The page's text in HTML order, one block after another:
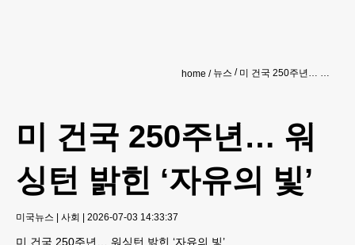
home 뉴스 미 건국 250주년… 워싱턴 밝힌 ‘자유의 빛’
미 건국 250주년… 워
싱턴 밝힌 ‘자유의 빛’
미국뉴스 | 사회 | 2026-07-03 14:33:37
미 건국 250주년… 워싱턴 밝힌 ‘자유의 빛’